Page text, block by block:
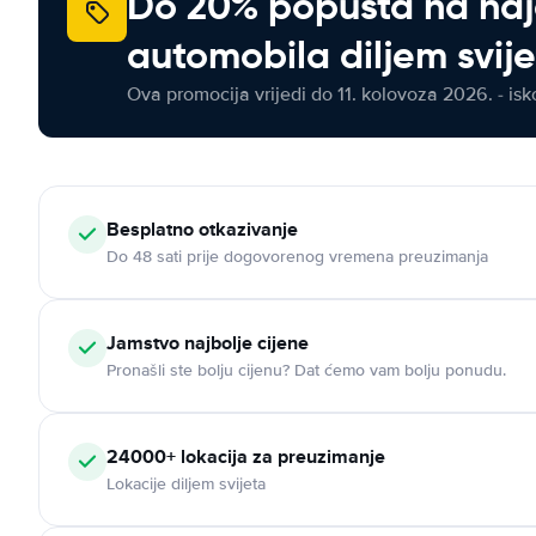
automobila diljem
Ova promocija vrijedi do 11. kolovoza 2026. -
Besplatno otkazivanje
Do 48 sati prije dogovorenog vremena preuzimanja
Jamstvo najbolje cijene
Pronašli ste bolju cijenu? Dat ćemo vam bolju ponudu.
24000+ lokacija za preuzimanje
Lokacije diljem svijeta